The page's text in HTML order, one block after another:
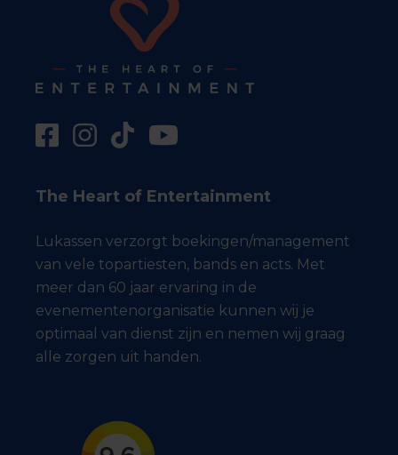
The Heart of Entertainment
Lukassen verzorgt boekingen/management
van vele topartiesten, bands en acts. Met
meer dan 60 jaar ervaring in de
evenementenorganisatie kunnen wij je
optimaal van dienst zijn en nemen wij graag
alle zorgen uit handen.